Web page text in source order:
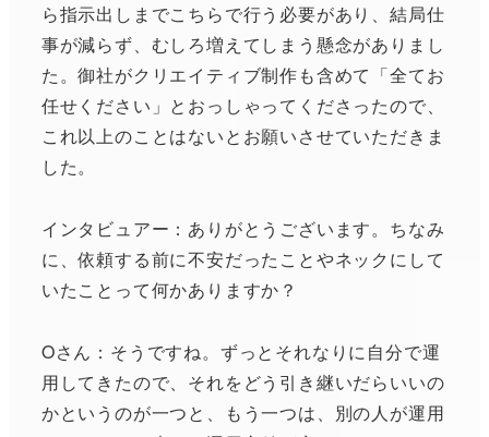
ら指示出しまでこちらで行う必要があり、結局仕
事が減らず、むしろ増えてしまう懸念がありまし
た。御社がクリエイティブ制作も含めて「全てお
任せください」とおっしゃってくださったので、
これ以上のことはないとお願いさせていただきま
した。
インタビュアー：ありがとうございます。ちなみ
に、依頼する前に不安だったことやネックにして
いたことって何かありますか？
Oさん：そうですね。ずっとそれなりに自分で運
用してきたので、それをどう引き継いだらいいの
かというのが一つと、もう一つは、別の人が運用